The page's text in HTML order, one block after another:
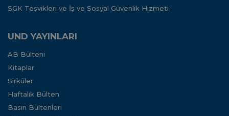
SGK Teşvikleri ve İş ve Sosyal Güvenlik Hizmeti
UND YAYINLARI
AB Bülteni
Kitaplar
Sirküler
Haftalık Bülten
Basın Bültenleri